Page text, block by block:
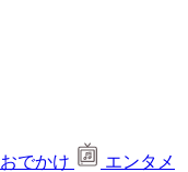
おでかけ
エンタメ